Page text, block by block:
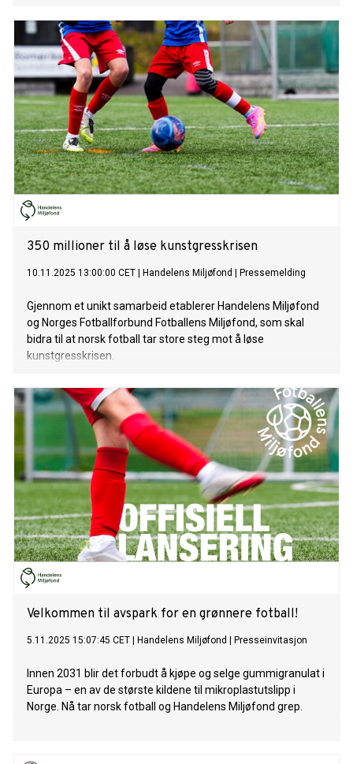
350 millioner til å løse kunstgresskrisen
10.11.2025 13:00:00 CET Handelens Miljøfond Pressemelding
Gjennom et unikt samarbeid etablerer Handelens Miljøfond
og Norges Fotballforbund Fotballens Miljøfond, som skal
bidra til at norsk fotball tar store steg mot å løse
kunstgresskrisen.
Velkommen til avspark for en grønnere fotball!
5.11.2025 15:07:45 CET Handelens Miljøfond Presseinvitasjon
Innen 2031 blir det forbudt å kjøpe og selge gummigranulat i
Europa – en av de største kildene til mikroplastutslipp i
Norge. Nå tar norsk fotball og Handelens Miljøfond grep.